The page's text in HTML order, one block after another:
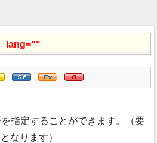
lang=""
指定することができます。（要
なります）